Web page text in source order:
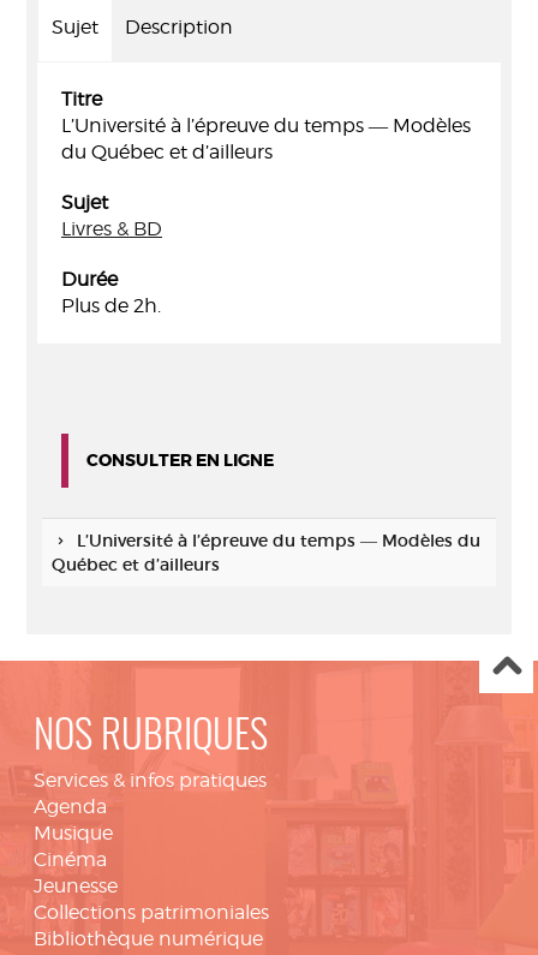
Sujet Description
Titre
L’Université à l’épreuve du temps ― Modèles
du Québec et d’ailleurs
Sujet
Livres & BD
Durée
Plus de 2h.
CONSULTER EN LIGNE
L’Université à l’épreuve du temps ― Modèles du
Québec et d’ailleurs
NOS RUBRIQUES
Services & infos pratiques
Agenda
Musique
Cinéma
Jeunesse
Collections patrimoniales
Bibliothèque numérique